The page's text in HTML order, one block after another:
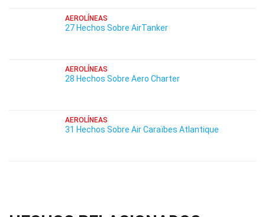
AEROLÍNEAS
27 Hechos Sobre AirTanker
AEROLÍNEAS
28 Hechos Sobre Aero Charter
AEROLÍNEAS
31 Hechos Sobre Air Caraïbes Atlantique